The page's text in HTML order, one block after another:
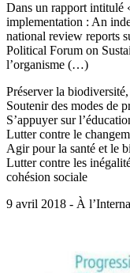
Dans un rapport intitulé
implementation : An
national review reports
Political Forum on
l’organisme (…)
Préserver la
Soutenir des modes de
S’appuyer sur
Lutter contre le
Agir pour la santé et le
Lutter contre les
cohésion sociale
9 avril 2018 - À